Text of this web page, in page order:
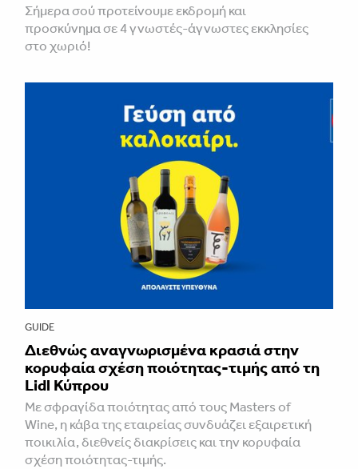
Σήμερα σού προτείνουμε εκδρομή και
προσκύνημα σε 4 γνωστές-άγνωστες εκκλησίες
στο χωριό!
GUIDE
Διεθνώς αναγνωρισμένα κρασιά στην
κορυφαία σχέση ποιότητας-τιμής από τη
Lidl Κύπρου
Με σφραγίδα ποιότητας από τους Masters of
Wine, η κάβα της εταιρείας συνδυάζει εξαιρετική
ποικιλία, διεθνείς διακρίσεις και την κορυφαία
σχέση ποιότητας-τιμής.